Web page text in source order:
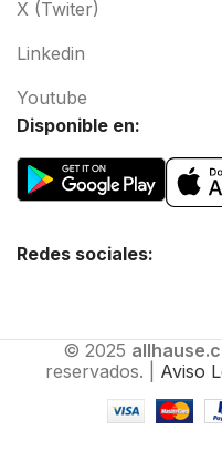
X (Twiter)
Linkedin
Youtube
Disponible en:
Redes sociales:
© 2025
reservados. | Aviso